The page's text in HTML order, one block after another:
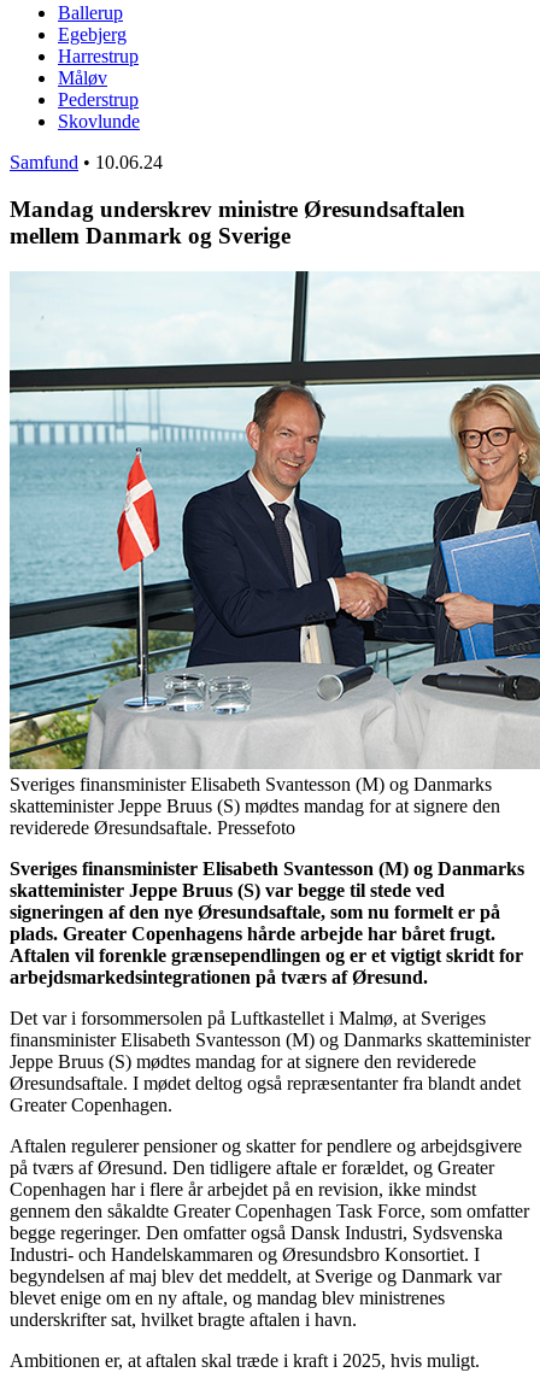
Ballerup
Egebjerg
Harrestrup
Måløv
Pederstrup
Skovlunde
Samfund • 10.06.24
Mandag underskrev ministre Øresundsaftalen
mellem Danmark og Sverige
Sveriges finansminister Elisabeth Svantesson (M) og Danmarks
skatteminister Jeppe Bruus (S) mødtes mandag for at signere den
reviderede Øresundsaftale. Pressefoto
Sveriges finansminister Elisabeth Svantesson (M) og Danmarks
skatteminister Jeppe Bruus (S) var begge til stede ved
signeringen af den nye Øresundsaftale, som nu formelt er på
plads. Greater Copenhagens hårde arbejde har båret frugt.
Aftalen vil forenkle grænsependlingen og er et vigtigt skridt for
arbejdsmarkedsintegrationen på tværs af Øresund.
Det var i forsommersolen på Luftkastellet i Malmø, at Sveriges
finansminister Elisabeth Svantesson (M) og Danmarks skatteminister
Jeppe Bruus (S) mødtes mandag for at signere den reviderede
Øresundsaftale. I mødet deltog også repræsentanter fra blandt andet
Greater Copenhagen.
Aftalen regulerer pensioner og skatter for pendlere og arbejdsgivere
på tværs af Øresund. Den tidligere aftale er forældet, og Greater
Copenhagen har i flere år arbejdet på en revision, ikke mindst
gennem den såkaldte Greater Copenhagen Task Force, som omfatter
begge regeringer. Den omfatter også Dansk Industri, Sydsvenska
Industri- och Handelskammaren og Øresundsbro Konsortiet. I
begyndelsen af maj blev det meddelt, at Sverige og Danmark var
blevet enige om en ny aftale, og mandag blev ministrenes
underskrifter sat, hvilket bragte aftalen i havn.
Ambitionen er, at aftalen skal træde i kraft i 2025, hvis muligt.